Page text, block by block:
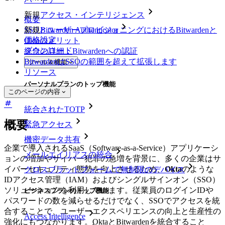
新規アクセス・インテリジェンス
新規Bitwarden Authenticator
価格設定
ダウンロード
ツール＆機能
パーソナルプランのトップ機能
統合されたTOTP
緊急アクセス
機密データ共有
メールエイリアスの統合
クロスプラットフォームで無制限のデバイス
ビジネスプランのトップ機能
Access Intelligence
概要
SSOとユーザープロビジョニングにおけるBitwardenと
Oktaのメリット
統合の詳細：Bitwardenへの認証
BitwardenはSSOの範囲を超えて拡張します
リソース
このページの内容
概要
企業で導入されるSaaS（Software-as-a-Service）アプリケーシ
ョンの増加やサイバー犯罪の急増を背景に、多くの企業はサ
イバーセキュリティ態勢を向上させるため、Oktaのような
IDアクセス管理（IAM）およびシングルサインオン（SSO）
ソリューションを利用しています。従業員のログインIDや
パスワードの数を減らせるだけでなく、SSOでアクセスを統
合することで、ユーザーエクスペリエンスの向上と生産性の
強化にもつながります。OktaとBitwardenを統合すること